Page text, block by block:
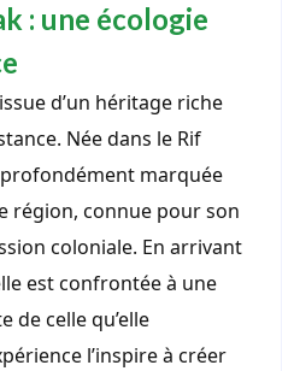
: une écologie
d’un héritage riche
Née dans le Rif
marquée
région, connue pour son
coloniale. En arrivant
est confrontée à une
de celle qu’elle
l’inspire à créer